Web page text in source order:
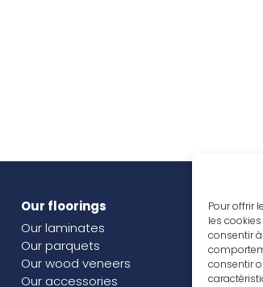
Pour offrir
les
consentir
consentir
Our floorings
Our laminates
Our parquets
Our wood veneers
Our accessories
Our